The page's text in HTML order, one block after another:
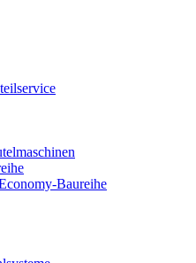
Baureihe